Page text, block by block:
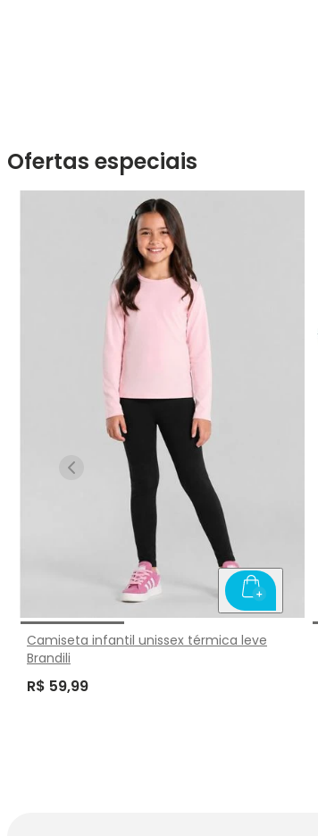
Ofertas especiais
Camiseta infantil unissex térmica leve
Brandili
R$ 59,99